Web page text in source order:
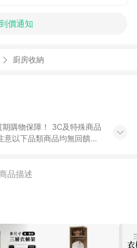
價通知
廚房收納
購物保障！ 3C及特殊商品
6/1起適用] -內接硬
購物中心商店之商品：商
贈點/福利金/紅利折抵/折
轉賣不具回饋資格： 如
品描述